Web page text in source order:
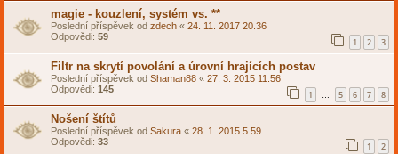
magie - kouzlení, systém vs. **
Poslední příspěvek od zdech « 24. 11. 2017 20.36
Odpovědi: 59 1 2 3
Filtr na skrytí povolání a úrovní hrajících postav
Poslední příspěvek od Shaman88 « 27. 3. 2015 11.56
Odpovědi: 145 1 … 5 6 7 8
Nošení štítů
Poslední příspěvek od Sakura « 28. 1. 2015 5.59
Odpovědi: 33 1 2